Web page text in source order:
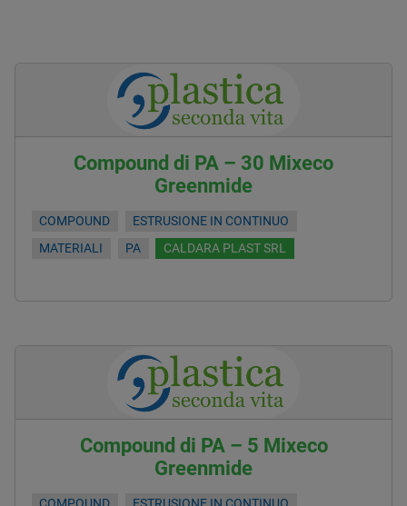
Compound di PA – 30 Mixeco
Greenmide
COMPOUND
ESTRUSIONE IN CONTINUO
MATERIALI
PA CALDARA PLAST SRL
Compound di PA – 5 Mixeco
Greenmide